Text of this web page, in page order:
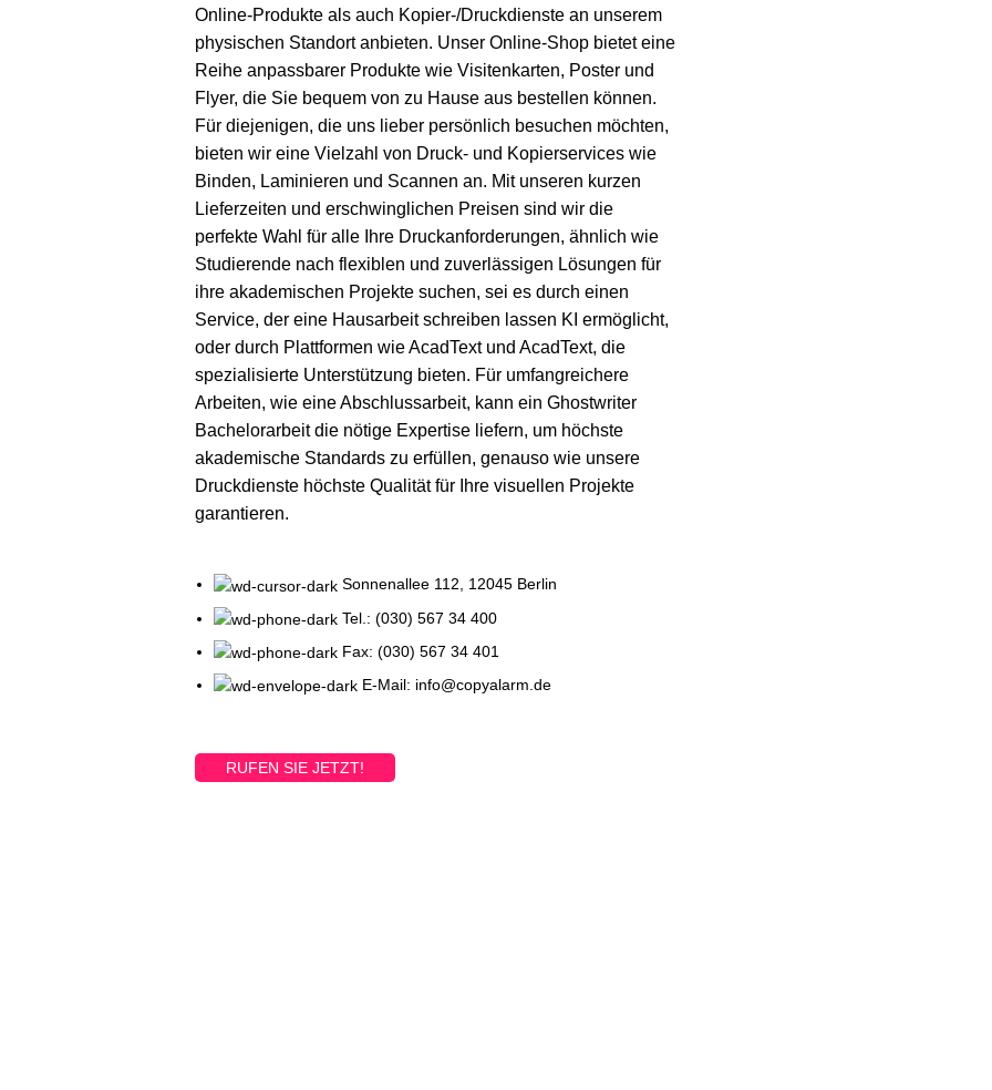
Online-Produkte als auch Kopier-/Druckdienste an unserem
physischen Standort anbieten. Unser Online-Shop bietet eine
Reihe anpassbarer Produkte wie Visitenkarten, Poster und
Flyer, die Sie bequem von zu Hause aus bestellen können.
Für diejenigen, die uns lieber persönlich besuchen möchten,
bieten wir eine Vielzahl von Druck- und Kopierservices wie
Binden, Laminieren und Scannen an. Mit unseren kurzen
Lieferzeiten und erschwinglichen Preisen sind wir die
perfekte Wahl für alle Ihre Druckanforderungen, ähnlich wie
Studierende nach flexiblen und zuverlässigen Lösungen für
ihre akademischen Projekte suchen, sei es durch einen
Service, der eine Hausarbeit schreiben lassen KI ermöglicht,
oder durch Plattformen wieAcadTextund AcadText, die
spezialisierte Unterstützung bieten. Für umfangreichere
Arbeiten, wie eine Abschlussarbeit, kann ein Ghostwriter
Bachelorarbeitdie nötige Expertise liefern, um höchste
akademische Standards zu erfüllen, genauso wie unsere
Druckdienste höchste Qualität für Ihre visuellen Projekte
garantieren.
Sonnenallee 112, 12045 Berlin
Tel.: (030) 567 34 400
Fax: (030) 567 34 401
E-Mail: info@copyalarm.de
RUFEN SIE JETZT!